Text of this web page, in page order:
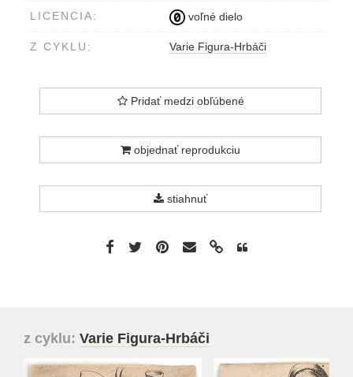
LICENCIA: voľné dielo
Z CYKLU: Varie Figura-Hrbáči
Pridať medzi obľúbené
objednať reprodukciu
stiahnuť
z cyklu: Varie Figura-Hrbáči